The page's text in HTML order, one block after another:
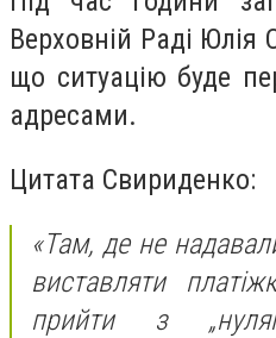
Верховній Раді Юлія
що ситуацію буде
адресами.
Цитата Свириденко:
«Там, де не
виставляти
прийти з